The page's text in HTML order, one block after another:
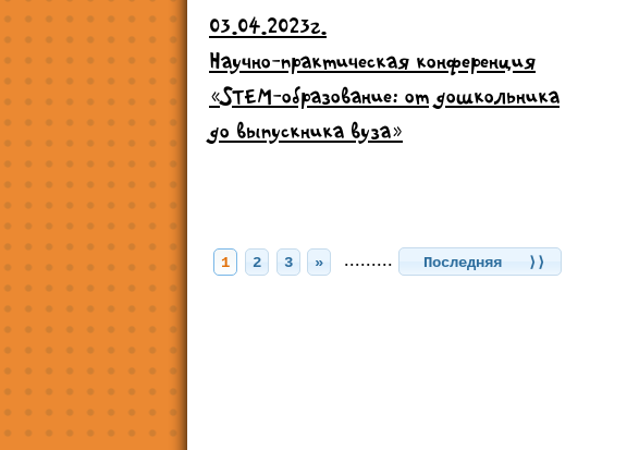
03.04.2023г.
Научно-практическая конференция
«STEM-образование: от дошкольника
до выпускника вуза»
1 2 3 » ......... Последняя ⟩⟩